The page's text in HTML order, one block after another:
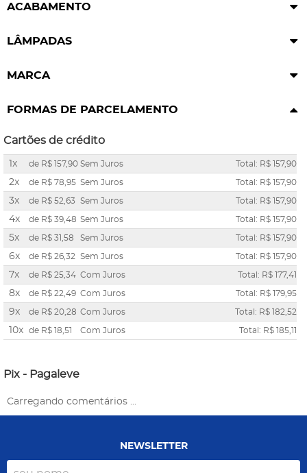
ACABAMENTO
LÂMPADAS
MARCA
FORMAS DE PARCELAMENTO
Cartões de crédito
1x de R$ 157,90 Sem Juros Total: R$ 157,90
2x de R$ 78,95 Sem Juros Total: R$ 157,90
3x de R$ 52,63 Sem Juros Total: R$ 157,90
4x de R$ 39,48 Sem Juros Total: R$ 157,90
5x de R$ 31,58 Sem Juros Total: R$ 157,90
6x de R$ 26,32 Sem Juros Total: R$ 157,90
7x de R$ 25,34 Com Juros Total: R$ 177,41
8x de R$ 22,49 Com Juros Total: R$ 179,95
9x de R$ 20,28 Com Juros Total: R$ 182,52
10x de R$ 18,51 Com Juros Total: R$ 185,11
Pix - Pagaleve
Carregando comentários ...
NEWSLETTER